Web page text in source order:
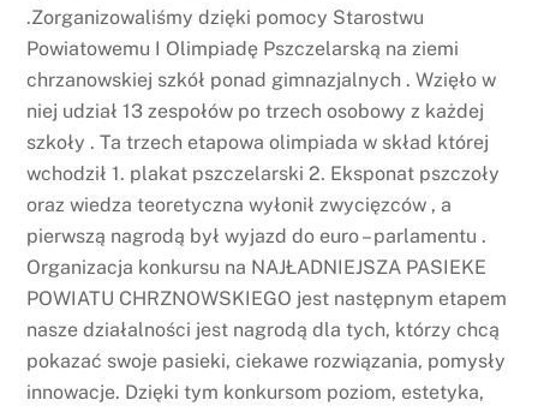
.Zorganizowaliśmy dzięki pomocy Starostwu
Powiatowemu I Olimpiadę Pszczelarską na ziemi
chrzanowskiej szkół ponad gimnazjalnych . Wzięło w
niej udział 13 zespołów po trzech osobowy z każdej
szkoły . Ta trzech etapowa olimpiada w skład której
wchodził 1. plakat pszczelarski 2. Eksponat pszczoły
oraz wiedza teoretyczna wyłonił zwycięzców , a
pierwszą nagrodą był wyjazd do euro – parlamentu .
Organizacja konkursu na NAJŁADNIEJSZA PASIEKE
POWIATU CHRZNOWSKIEGO jest następnym etapem
nasze działalności jest nagrodą dla tych, którzy chcą
pokazać swoje pasieki, ciekawe rozwiązania, pomysły
innowacje. Dzięki tym konkursom poziom, estetyka,